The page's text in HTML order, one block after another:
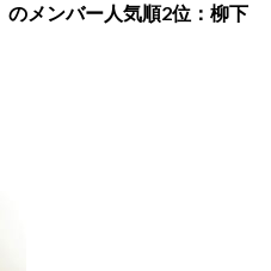
のメンバー人気順2位：柳下